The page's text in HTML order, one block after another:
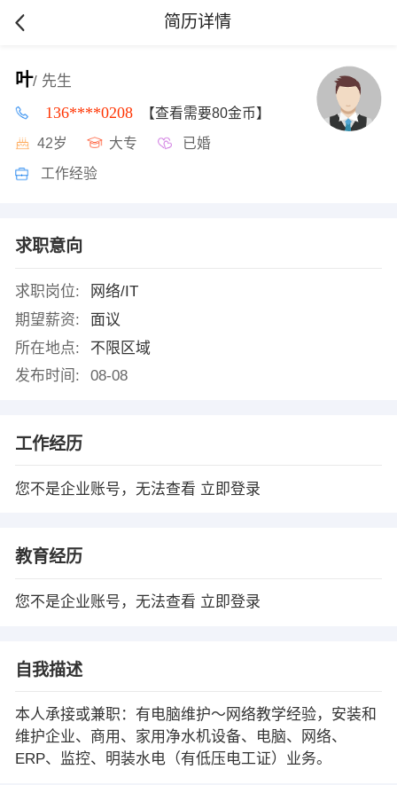
简历详情
叶/ 先生
136****0208 【查看需要80金币】
42岁 大专 已婚
工作经验
求职意向
求职岗位:
网络/IT
期望薪资:
面议
所在地点:
不限区域
发布时间:
08-08
工作经历
您不是企业账号，无法查看 立即登录
教育经历
您不是企业账号，无法查看 立即登录
自我描述
本人承接或兼职：有电脑维护～网络教学经验，安装和
维护企业、商用、家用净水机设备、电脑、网络、
ERP、监控、明装水电（有低压电工证）业务。